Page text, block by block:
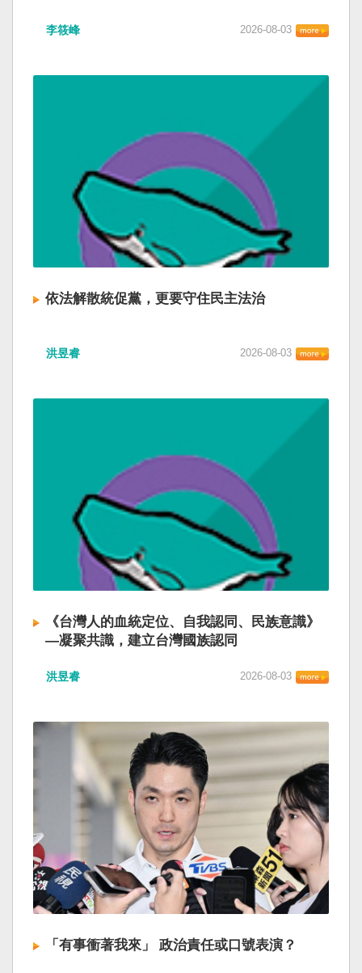
李筱峰 2026-08-03
依法解散統促黨，更要守住民主法治
洪昱睿 2026-08-03
《台灣人的血統定位、自我認同、民族意識》
—凝聚共識，建立台灣國族認同
洪昱睿 2026-08-03
「有事衝著我來」 政治責任或口號表演？